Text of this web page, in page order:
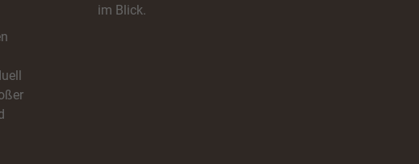
im Blick.
personalisierte
verfolgen.
blockiert.
Inhalte